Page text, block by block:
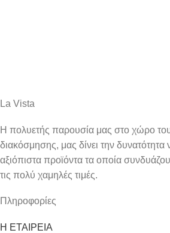
La Vista
Η πολυετής παρουσία μας στο χώρο
διακόσμησης, μας δίνει την
αξιόπιστα προϊόντα τα οποία
τις πολύ χαμηλές τιμές.
Πληροφορίες
Η ΕΤΑΙΡΕΙΑ